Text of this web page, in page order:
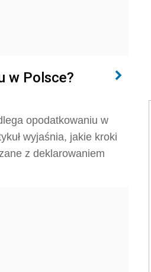
w Polsce?
opodatkowaniu w
wyjaśnia, jakie kroki
z deklarowaniem